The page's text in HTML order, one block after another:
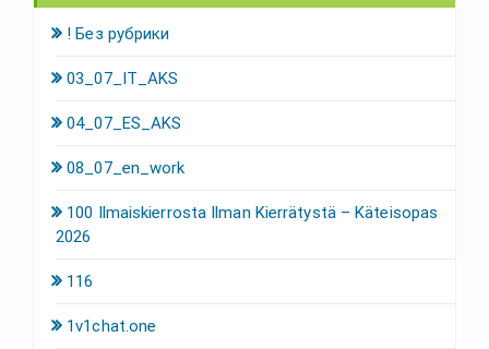
! Без рубрики
03_07_IT_AKS
04_07_ES_AKS
08_07_en_work
100 Ilmaiskierrosta Ilman Kierrätystä – Käteisopas
2026
116
1v1chat.one